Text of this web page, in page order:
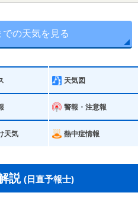
での天気を見る
天気図
警報・注意報
天気 熱中症情報
説 (日直予報士)